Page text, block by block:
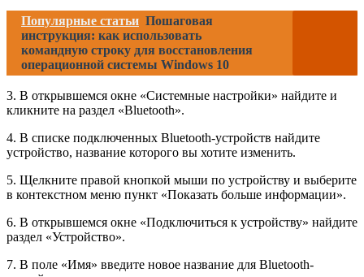
Популярные статьи Пошаговая
инструкция: как использовать
командную строку для восстановления
операционной системы Windows 10
3. В открывшемся окне «Системные настройки» найдите и
кликните на раздел «Bluetooth».
4. В списке подключенных Bluetooth-устройств найдите
устройство, название которого вы хотите изменить.
5. Щелкните правой кнопкой мыши по устройству и выберите
в контекстном меню пункт «Показать больше информации».
6. В открывшемся окне «Подключиться к устройству» найдите
раздел «Устройство».
7. В поле «Имя» введите новое название для Bluetooth-